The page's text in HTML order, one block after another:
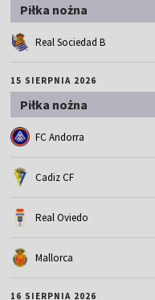
Piłka nożna
Real Sociedad B
15 SIERPNIA 2026
Piłka nożna
FC Andorra
Cadiz CF
Real Oviedo
Mallorca
16 SIERPNIA 2026